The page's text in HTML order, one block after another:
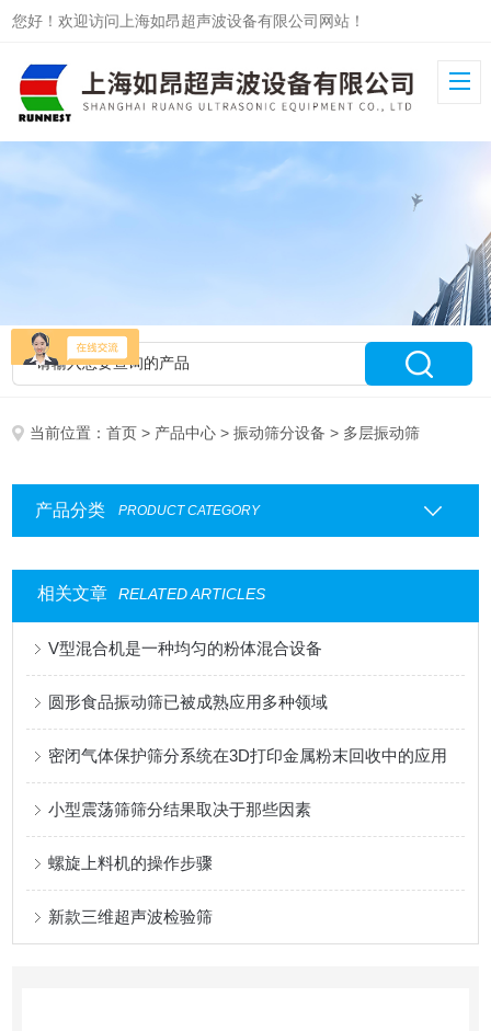
您好！欢迎访问上海如昂超声波设备有限公司网站！
当前位置：首页 > 产品中心 >振动筛分设备 > 多层振动筛
产品分类 PRODUCT CATEGORY
相关文章 RELATED ARTICLES
V型混合机是一种均匀的粉体混合设备
圆形食品振动筛已被成熟应用多种领域
密闭气体保护筛分系统在3D打印金属粉末回收中的应用
小型震荡筛筛分结果取决于那些因素
螺旋上料机的操作步骤
新款三维超声波检验筛